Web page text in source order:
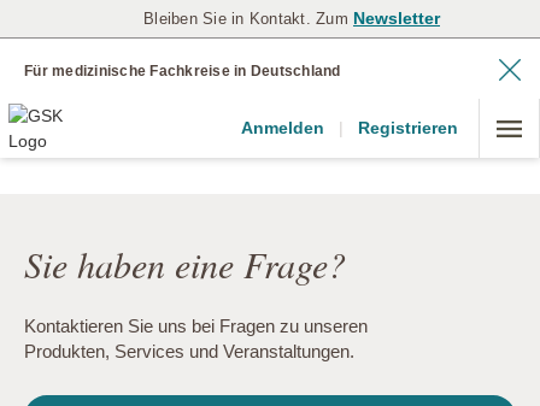
Bleiben Sie in Kontakt. Zum Newsletter
Für medizinische Fachkreise in Deutschland
Anmelden | Registrieren
Sie haben eine Frage?
Kontaktieren Sie uns bei Fragen zu unseren
Produkten, Services und Veranstaltungen.